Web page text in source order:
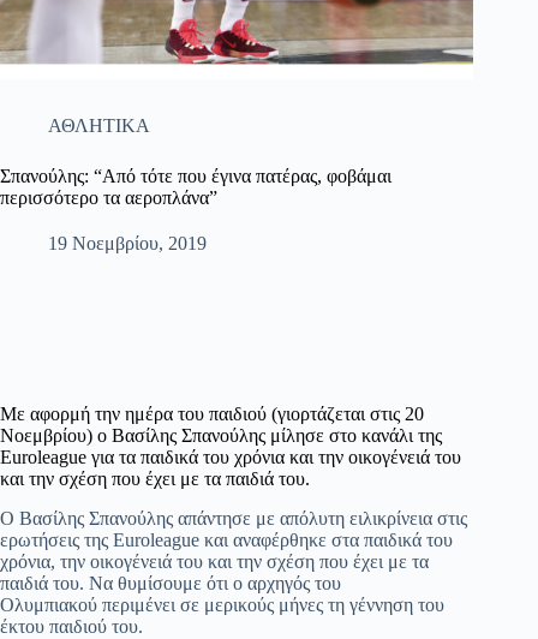
ΑΘΛΗΤΙΚΑ
Σπανούλης: “Από τότε που έγινα πατέρας, φοβάμαι
περισσότερο τα αεροπλάνα”
19 Νοεμβρίου, 2019
Με αφορμή την ημέρα του παιδιού (γιορτάζεται στις 20
Νοεμβρίου) ο Βασίλης Σπανούλης μίλησε στο κανάλι της
Euroleague για τα παιδικά του χρόνια και την οικογένειά του
και την σχέση που έχει με τα παιδιά του.
Ο Βασίλης Σπανούλης απάντησε με απόλυτη ειλικρίνεια στις
ερωτήσεις της Euroleague και αναφέρθηκε στα παιδικά του
χρόνια, την οικογένειά του και την σχέση που έχει με τα
παιδιά του. Να θυμίσουμε ότι ο αρχηγός του
Ολυμπιακού περιμένει σε μερικούς μήνες τη γέννηση του
έκτου παιδιού του.